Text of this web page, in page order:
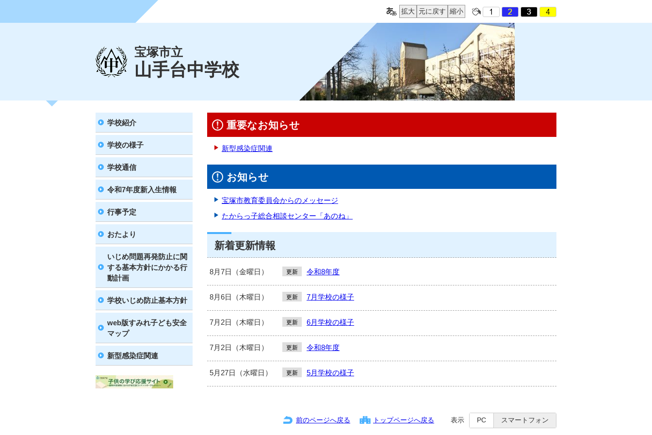
宝塚市立
山手台中学校
拡大 元に戻す 縮小
学校紹介
学校の様子
学校通信
令和7年度新入生情報
行事予定
おたより
いじめ問題再発防止に関
する基本方針にかかる行
動計画
学校いじめ防止基本方針
web版すみれ子ども安全
マップ
新型感染症関連
重要なお知らせ
新型感染症関連
お知らせ
宝塚市教育委員会からのメッセージ
たからっ子総合相談センター「あのね」
新着更新情報
8月7日（金曜日） 更新 令和8年度
8月6日（木曜日） 更新 7月学校の様子
7月2日（木曜日） 更新 6月学校の様子
7月2日（木曜日） 更新 令和8年度
5月27日（水曜日） 更新 5月学校の様子
前のページへ戻る トップページへ戻る 表示 PC スマートフォン